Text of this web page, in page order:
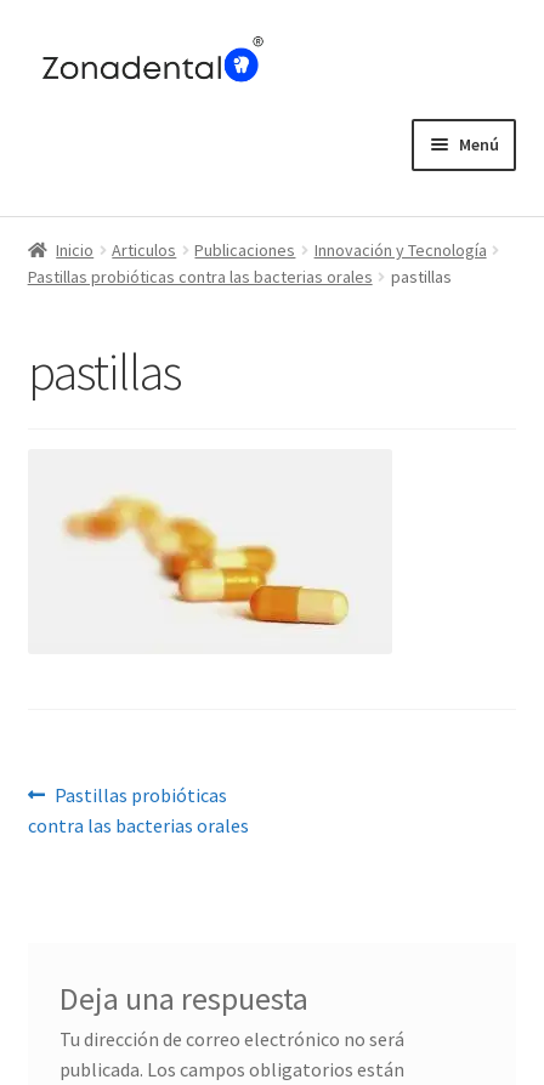
Menú
Blog
Inicio Articulos Publicaciones
Innovación y Tecnología
Pastillas probióticas contra las bacterias orales
pastillas
pastillas
Navegación
de
Anterior:
Pastillas probióticas
contra las bacterias orales
Deja una respuesta
Tu dirección de correo electrónico no será
publicada. Los campos obligatorios están